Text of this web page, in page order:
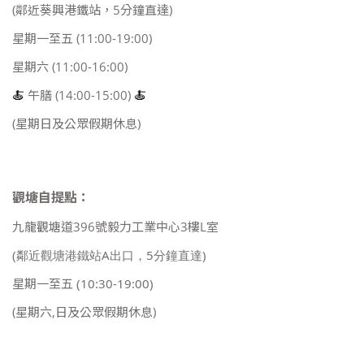
(鄰近葵興港鐵站，5分鐘直達)
星期一至五 (11:00-19:00)
星期六 (11:00-16:00)
🍝 午膳 (14:00-15:00) 🍝
(星期日及公眾假期休息)
觀塘自提點：
九龍觀塘道396號毅力工業中心3樓L室
(鄰近觀塘港鐵站A出口，5分鐘直達)
星期一至五 (10:30-19:00)
(星期六,日及公眾假期休息)